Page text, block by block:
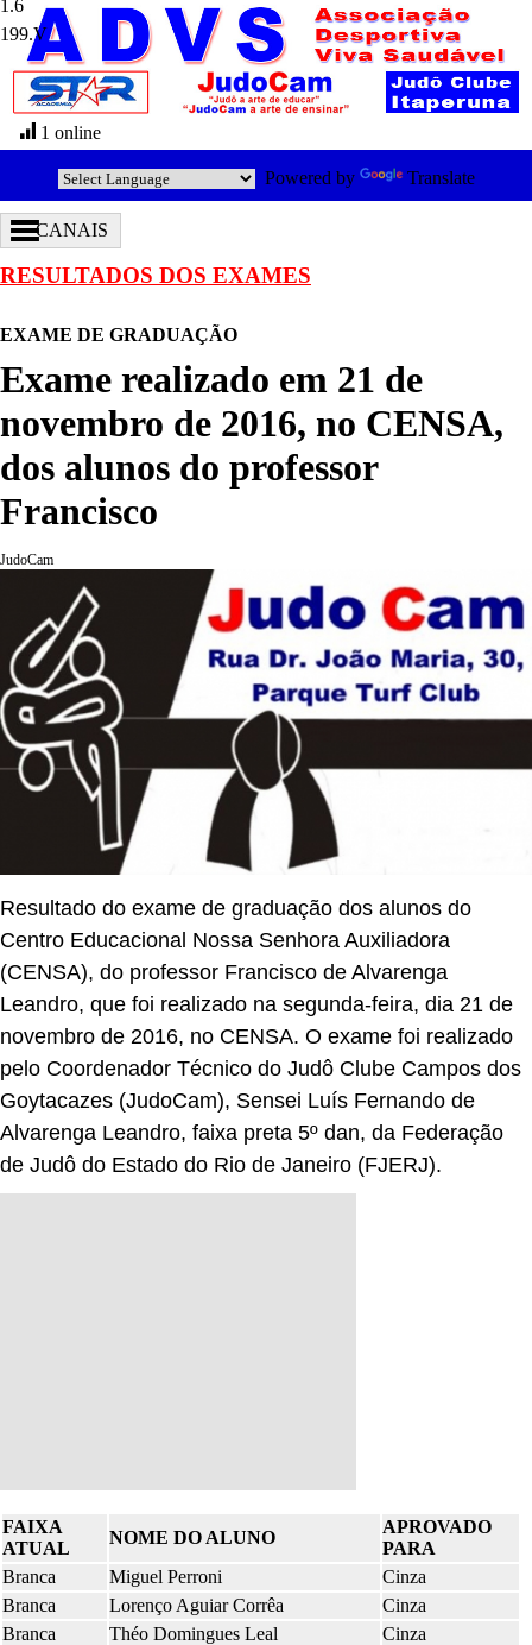
1 online
Powered by Translate
CANAIS
RESULTADOS DOS EXAMES
EXAME DE GRADUAÇÃO
Exame realizado em 21 de
novembro de 2016, no CENSA,
dos alunos do professor
Francisco
199.V
JudoCam
Resultado do exame de graduação dos alunos do
Centro Educacional Nossa Senhora Auxiliadora
(CENSA), do professor Francisco de Alvarenga
Leandro, que foi realizado na segunda-feira, dia 21 de
novembro de 2016, no CENSA. O exame foi realizado
pelo Coordenador Técnico do Judô Clube Campos dos
Goytacazes (JudoCam), Sensei Luís Fernando de
Alvarenga Leandro, faixa preta 5º dan, da Federação
de Judô do Estado do Rio de Janeiro (FJERJ).
FAIXA
ATUAL
NOME DO ALUNO
APROVADO
PARA
Branca
Miguel Perroni
Cinza
Branca
Lorenço Aguiar Corrêa
Cinza
Branca
Théo Domingues Leal
Cinza